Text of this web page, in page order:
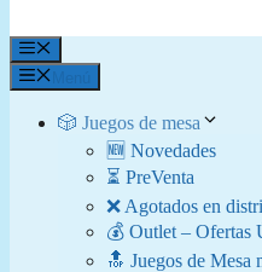
Menú
🎲 Juegos de mesa
🆕 Novedades
⏳ PreVenta
❌ Agotados en
💰 Outlet – Ofertas
🔝 Juegos de Mesa